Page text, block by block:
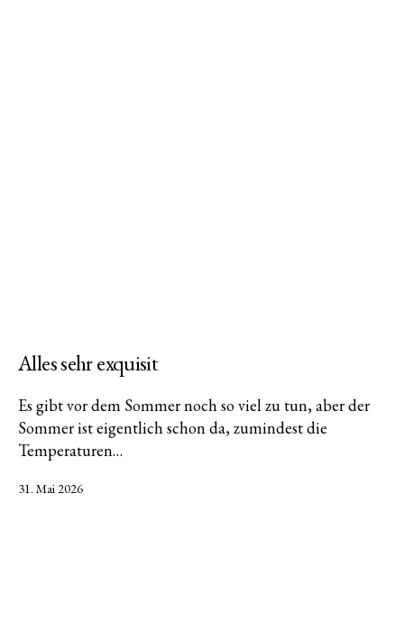
Alles sehr exquisit
Es gibt vor dem Sommer noch so viel zu tun, aber der
Sommer ist eigentlich schon da, zumindest die
Temperaturen…
Veröffentlicht
31. Mai 2026